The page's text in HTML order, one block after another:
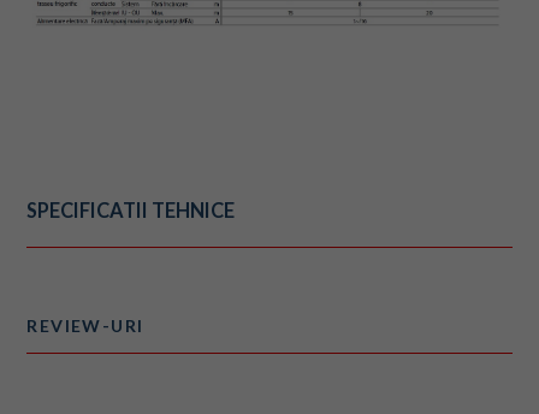
SPECIFICATII TEHNICE
REVIEW-URI